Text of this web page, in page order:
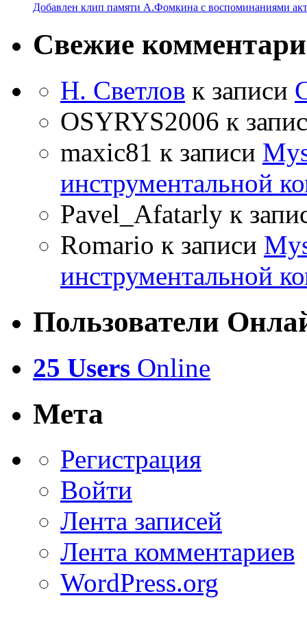
Добавлен клип памяти А.Фомкина с воспоминаниями
Свежие
Н. Светлов к записи
OSYRYS2006 к
maxic81 к записи
инструментальной
Pavel_Afatarly к
Romario к записи
инструментальной
Пользователи
25 Users Online
Мета
Регистрация
Войти
Лента записей
Лента комментариев
WordPress.org